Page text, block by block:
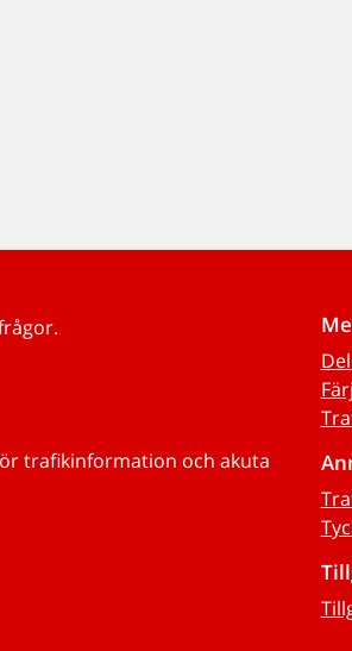
trafikinformation och akuta